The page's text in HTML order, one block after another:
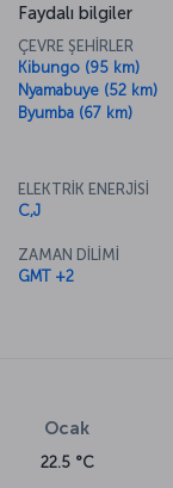
Faydalı bilgiler
ÇEVRE ŞEHİRLER
Kibungo (95 km)
Nyamabuye (52 km)
Byumba (67 km)
ELEKTRİK ENERJİSİ
C,J
ZAMAN DİLİMİ
GMT +2
Ocak
22.5 °C